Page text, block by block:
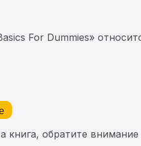
For Dummies»
книга, обратите